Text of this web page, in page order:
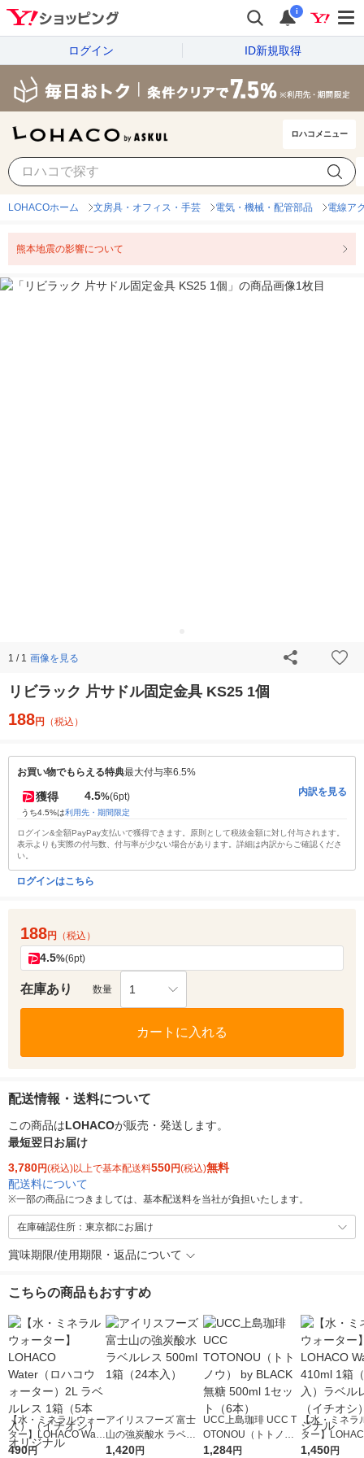
i
ログイン ID新規取得
ロハコメニュー
LOHACOホーム 文房具・オフィス・手芸 電気・機械・配管部品 電線ア
熊本地震の影響について
1 / 1 画像を見る
リビラック 片サドル固定金具 KS25 1個
188円 （税込）
お買い物でもらえる特典最大付与率6.5%
獲得 4.5%(6pt)
うち4.5%は利用先・期間限定
内訳を見る
ログイン&全額PayPay支払いで獲得できます。原則として税抜金額に対し付与されます。
表示よりも実際の付与数、付与率が少ない場合があります。詳細は内訳からご確認くださ
い。
ログインはこちら
188円 （税込）
4.5%(6pt)
在庫あり 数量 1
カートに入れる
配送情報・送料について
この商品はLOHACOが販売・発送します。
最短翌日お届け
3,780円(税込)以上で基本配送料550円(税込)無料
配送料について
※一部の商品につきましては、基本配送料を当社が負担いたします。
在庫確認住所：東京都にお届け
賞味期限/使用期限・返品について
こちらの商品もおすすめ
【水・ミネラルウォー
ター】LOHACO Wate
r（ロハコウォータ
490円
アイリスフーズ 富士
山の強炭酸水 ラベル
レス 500ml 1箱（24
1,420円
UCC上島珈琲 UCC T
OTONOU（トトノ
ウ） by BLACK無糖 5
1,284円
【水・ミネラ
ター】
r 410ml 1箱（
1,450円